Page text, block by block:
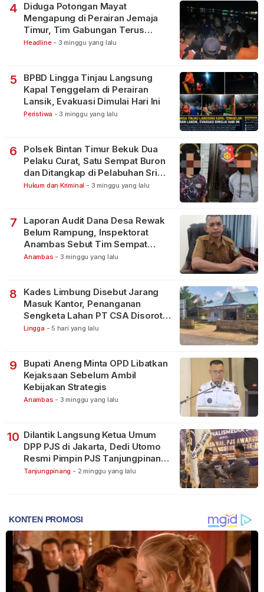
4
Diduga Potongan Mayat
Mengapung di Perairan Jemaja
Timur, Tim Gabungan Terus
Lakukan Pencarian
Headline - 3 minggu yang lalu
5
BPBD Lingga Tinjau Langsung
Kapal Tenggelam di Perairan
Lansik, Evakuasi Dimulai Hari Ini
Peristiwa - 3 minggu yang lalu
6
Polsek Bintan Timur Bekuk Dua
Pelaku Curat, Satu Sempat Buron
dan Ditangkap di Pelabuhan Sri
Bintan Pura
Hukum dan Kriminal - 3 minggu yang lalu
7
Laporan Audit Dana Desa Rewak
Belum Rampung, Inspektorat
Anambas Sebut Tim Sempat
Terbagi Tangani Kasus Lain
Anambas - 3 minggu yang lalu
8
Kades Limbung Disebut Jarang
Masuk Kantor, Penanganan
Sengketa Lahan PT CSA Disorot
Warga
Lingga - 5 hari yang lalu
9
Bupati Aneng Minta OPD Libatkan
Kejaksaan Sebelum Ambil
Kebijakan Strategis
Anambas - 3 minggu yang lalu
10 Dilantik Langsung Ketua Umum
DPP PJS di Jakarta, Dedi Utomo
Resmi Pimpin PJS Tanjungpinang-
Bintan
Tanjungpinang - 2 minggu yang lalu